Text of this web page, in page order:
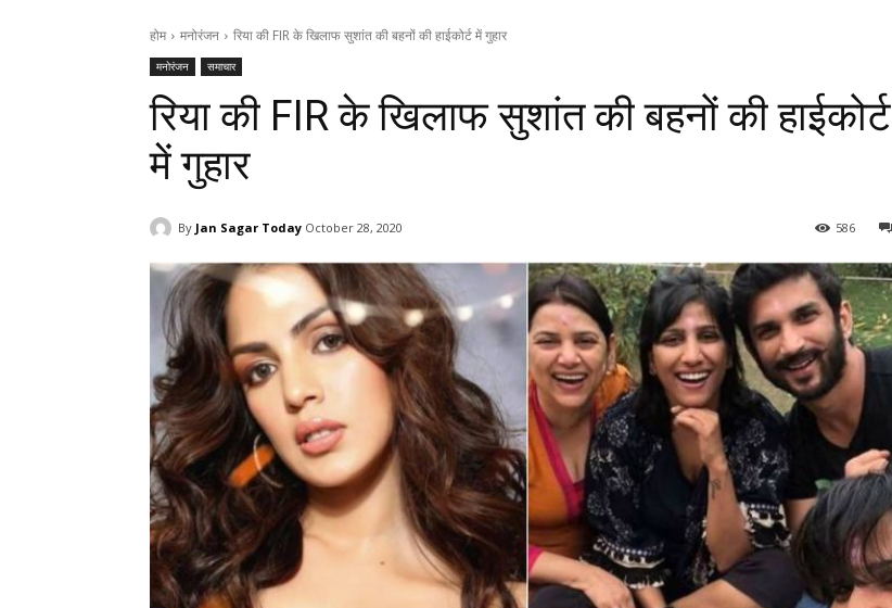
होम मनोरंजन रिया की FIR के खिलाफ सुशांत की बहनों की हाईकोर्ट में गुहार
मनोरंजन समाचार
रिया की FIR के खिलाफ सुशांत की बहनों की हाईकोर्ट
में गुहार
By Jan Sagar Today October 28, 2020 586